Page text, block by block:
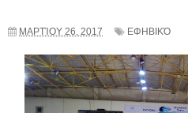
ΜΑΡΤΊΟΥ 26, 2017 ΕΦΗΒΙΚΌ